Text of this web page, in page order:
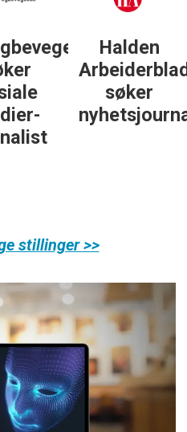
Halden
søker
stillinger >>